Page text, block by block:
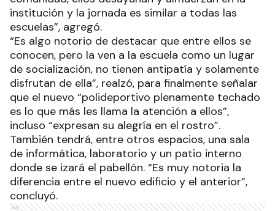
institución y la jornada es similar a todas las
escuelas”, agregó.
“Es algo notorio de destacar que entre ellos se
conocen, pero la ven a la escuela como un lugar
de socialización, no tienen antipatía y solamente
disfrutan de ella”, realzó, para finalmente señalar
que el nuevo “polideportivo plenamente techado
es lo que más les llama la atención a ellos”,
incluso “expresan su alegría en el rostro”.
También tendrá, entre otros espacios, una sala
de informática, laboratorio y un patio interno
donde se izará el pabellón. “Es muy notoria la
diferencia entre el nuevo edificio y el anterior”,
concluyó.
Ads